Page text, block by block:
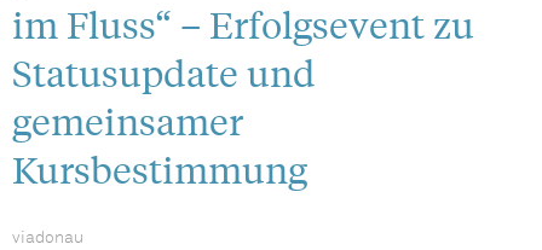
im Fluss“ – Erfolgsevent zu
Statusupdate und
gemeinsamer
Kursbestimmung
viadonau